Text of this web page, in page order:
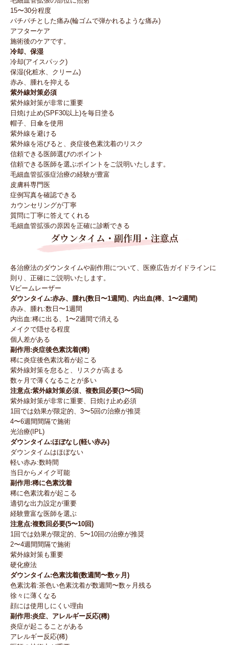
15〜30分程度
パチパチとした痛み(輪ゴムで弾かれるような痛み)
アフターケア
施術後のケアです。
冷却、保湿
冷却(アイスパック)
保湿(化粧水、クリーム)
赤み、腫れを抑える
紫外線対策必須
紫外線対策が非常に重要
日焼け止め(SPF30以上)を毎日塗る
帽子、日傘を使用
紫外線を避ける
紫外線を浴びると、炎症後色素沈着のリスク
信頼できる医師選びのポイント
信頼できる医師を選ぶポイントをご説明いたします。
毛細血管拡張症治療の経験が豊富
皮膚科専門医
症例写真を確認できる
カウンセリングが丁寧
質問に丁寧に答えてくれる
毛細血管拡張の原因を正確に診断できる
ダウンタイム・副作用・注意点
各治療法のダウンタイムや副作用について、医療広告ガイドラインに
則り、正確にご説明いたします。
Vビームレーザー
ダウンタイム:赤み、腫れ(数日〜1週間)、内出血(稀、1〜2週間)
赤み、腫れ:数日〜1週間
内出血:稀に出る、1〜2週間で消える
メイクで隠せる程度
個人差がある
副作用:炎症後色素沈着(稀)
稀に炎症後色素沈着が起こる
紫外線対策を怠ると、リスクが高まる
数ヶ月で薄くなることが多い
注意点:紫外線対策必須、複数回必要(3〜5回)
紫外線対策が非常に重要、日焼け止め必須
1回では効果が限定的、3〜5回の治療が推奨
4〜6週間間隔で施術
光治療(IPL)
ダウンタイム:ほぼなし(軽い赤み)
ダウンタイムはほぼない
軽い赤み:数時間
当日からメイク可能
副作用:稀に色素沈着
稀に色素沈着が起こる
適切な出力設定が重要
経験豊富な医師を選ぶ
注意点:複数回必要(5〜10回)
1回では効果が限定的、5〜10回の治療が推奨
2〜4週間間隔で施術
紫外線対策も重要
硬化療法
ダウンタイム:色素沈着(数週間〜数ヶ月)
色素沈着:茶色い色素沈着が数週間〜数ヶ月残る
徐々に薄くなる
顔には使用しにくい理由
副作用:炎症、アレルギー反応(稀)
炎症が起こることがある
アレルギー反応(稀)